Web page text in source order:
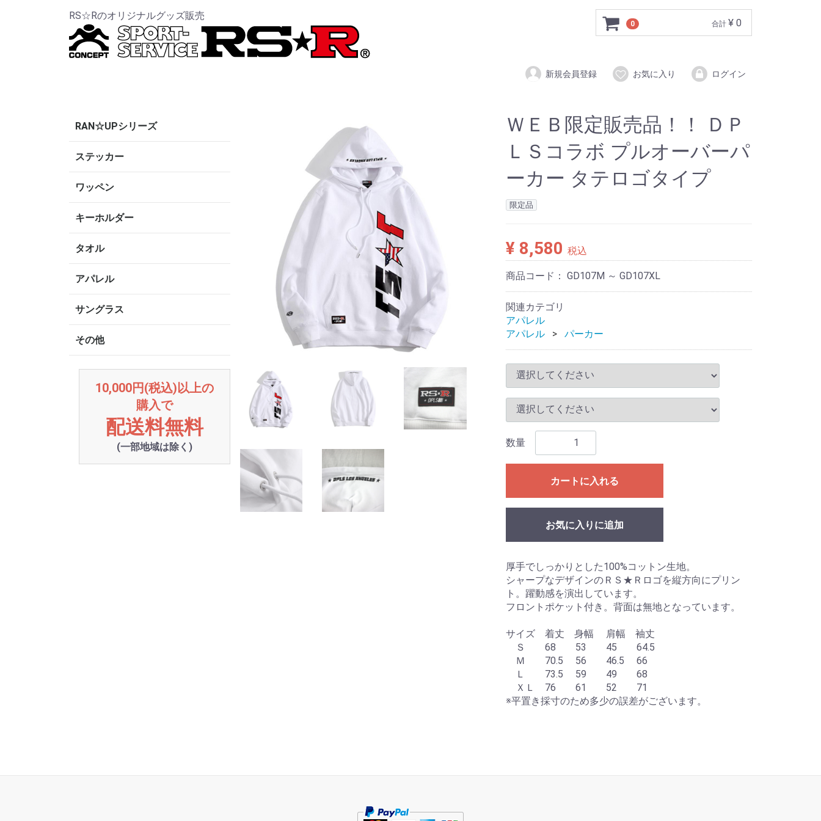
RS☆Rのオリジナルグッズ販売
0 合計 ¥ 0
新規会員登録 お気に入り ログイン
RAN☆UPシリーズ
ステッカー
ワッペン
キーホルダー
タオル
アパレル
サングラス
その他
10,000円(税込)以上の
購入で
配送料無料
(一部地域は除く)
ＷＥＢ限定販売品！！ ＤＰ
ＬＳコラボ プルオーバーパ
ーカー タテロゴタイプ
限定品
¥ 8,580 税込
商品コード： GD107M ～ GD107XL
関連カテゴリ
アパレル
アパレル
パーカー
数量
カートに入れる
お気に入りに追加
厚手でしっかりとした100%コットン生地。
シャープなデザインのＲＳ★Ｒロゴを縦方向にプリン
ト。躍動感を演出しています。
フロントポケット付き。背面は無地となっています。
サイズ 着丈 身幅 肩幅 袖丈
Ｓ 68 53 45 64.5
Ｍ 70.5 56 46.5 66
Ｌ 73.5 59 49 68
ＸＬ 76 61 52 71
※平置き採寸のため多少の誤差がございます。